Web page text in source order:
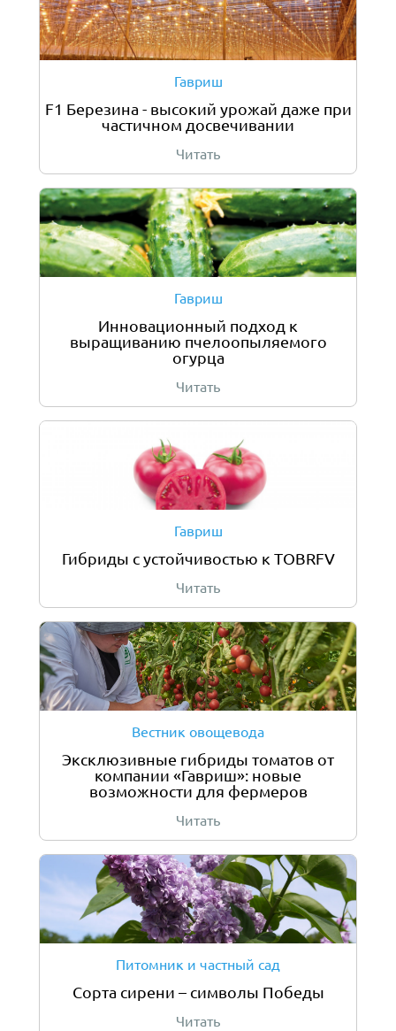
Гавриш
F1 Березина - высокий урожай даже при
частичном досвечивании
Читать
Гавриш
Инновационный подход к
выращиванию пчелоопыляемого
огурца
Читать
Гавриш
Гибриды с уcтойчивостью к TOBRFV
Читать
Вестник овощевода
Эксклюзивные гибриды томатов от
компании «Гавриш»: новые
возможности для фермеров
Читать
Питомник и частный сад
Сорта сирени – символы Победы
Читать